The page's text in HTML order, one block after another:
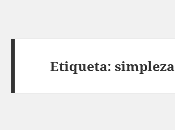
Etiqueta:simpleza